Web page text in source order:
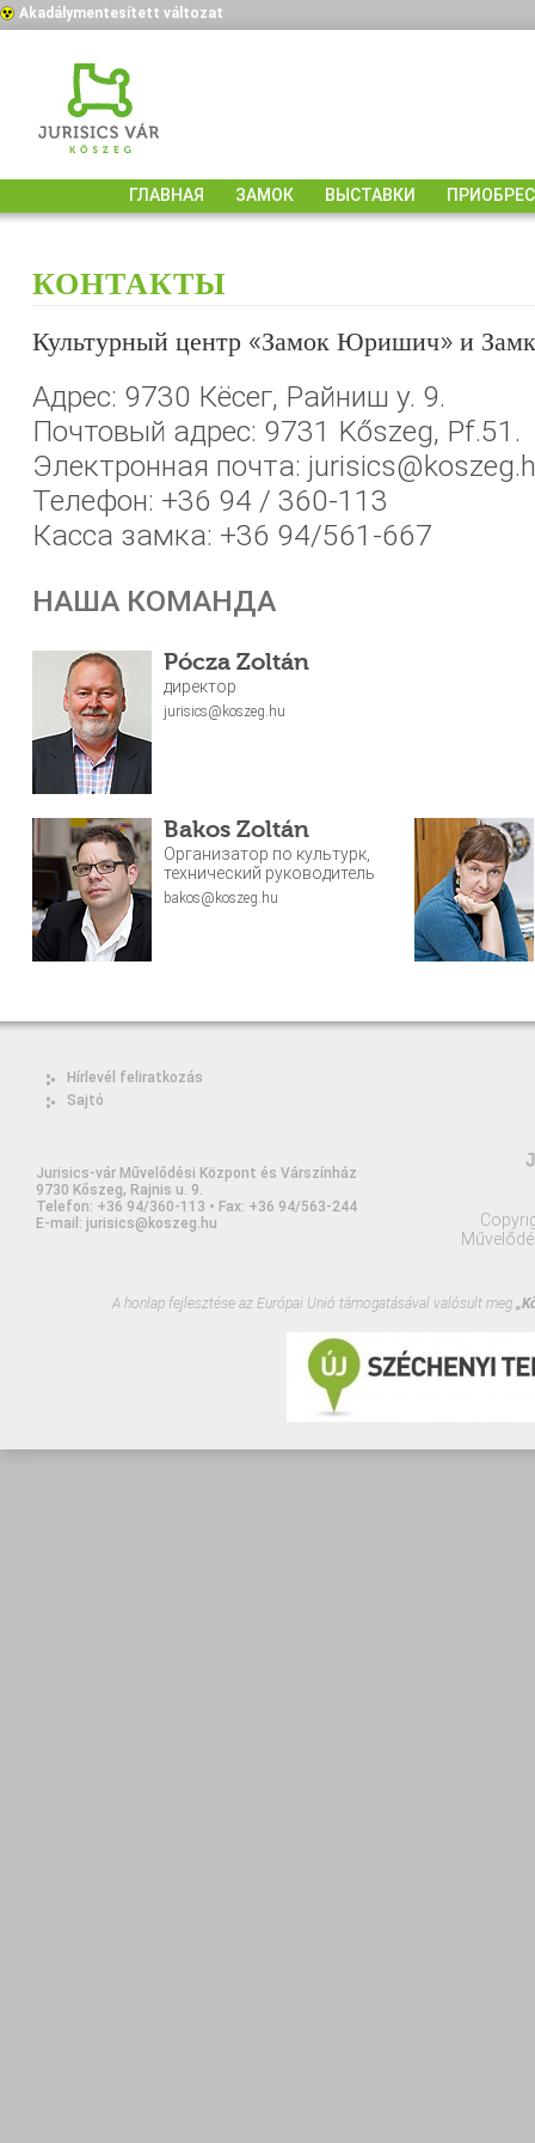
Akadálymentesített változat
ГЛАВНАЯ ЗАМОК ВЫСТАВКИ
КОНТАКТЫ
Культурный центр «Замок Юришич» и
Адрес: 9730 Кёсег, Райниш у. 9.
Почтовый адрес: 9731 Kőszeg, Pf.51.
Электронная почта:
Телефон: +36 94 / 360-113
Касса замка: +36 94/561-667
НАША КОМАНДА
Pócza Zoltán
директор
jurisics@koszeg.hu
Bakos Zoltán
Организатор по культурк,
технический руководитель
bakos@koszeg.hu
Hírlevél feliratkozás
Sajtó
Jurisics-vár Művelődési Központ és Várszínház
9730 Kőszeg, Rajnis u. 9.
Telefon: +36 94/360-113 • Fax: +36 94/563-244
E-mail: jurisics@koszeg.hu
A honlap fejlesztése az Európai Unió támogatásával valósult meg